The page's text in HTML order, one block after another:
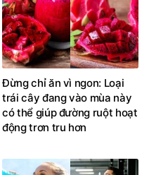
Đừng chỉ ăn vì ngon: Loại
trái cây đang vào mùa này
có thể giúp đường ruột hoạt
động trơn tru hơn